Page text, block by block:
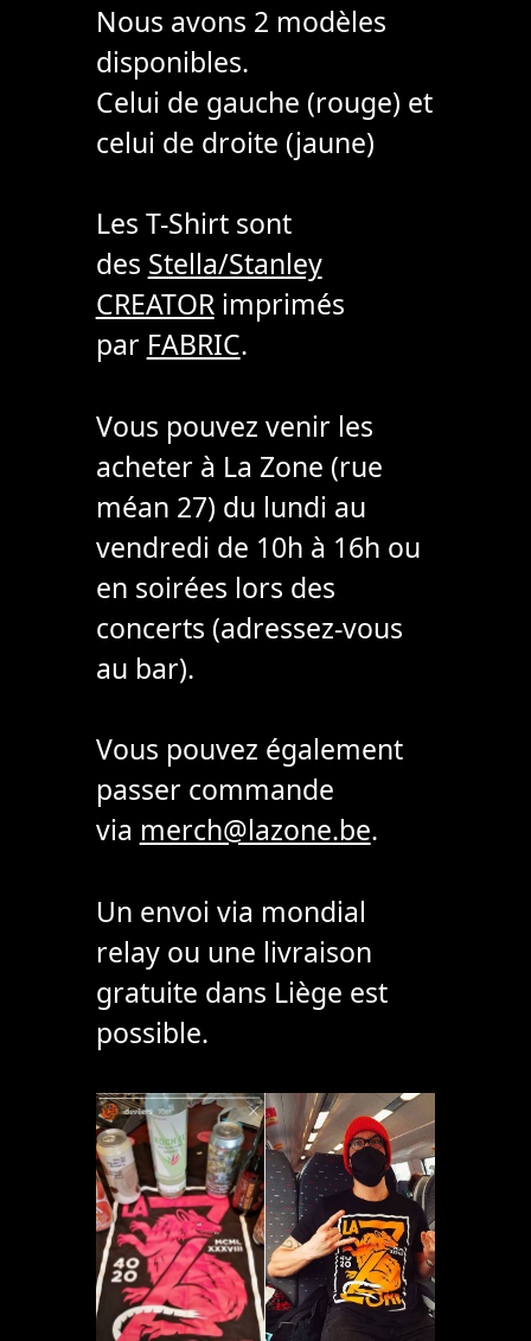
Nous avons 2 modèles
disponibles.
Celui de gauche (rouge) et
celui de droite (jaune)
Les T-Shirt sont
des Stella/Stanley
CREATORimprimés
par FABRIC.
Vous pouvez venir les
acheter à La Zone (rue
méan 27) du lundi au
vendredi de 10h à 16h ou
en soirées lors des
concerts (adressez-vous
au bar).
Vous pouvez également
passer commande
via merch@lazone.be.
Un envoi via mondial
relay ou une livraison
gratuite dans Liège est
possible.